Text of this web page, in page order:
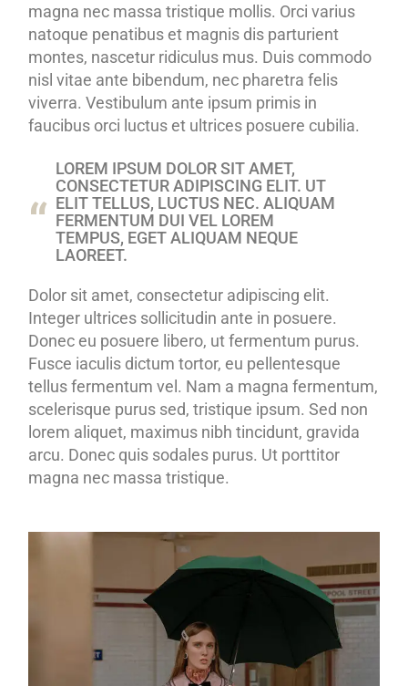
magna nec massa tristique mollis. Orci varius
natoque penatibus et magnis dis parturient
montes, nascetur ridiculus mus. Duis commodo
nisl vitae ante bibendum, nec pharetra felis
viverra. Vestibulum ante ipsum primis in
faucibus orci luctus et ultrices posuere cubilia.
LOREM IPSUM DOLOR SIT AMET,
CONSECTETUR ADIPISCING ELIT. UT
ELIT TELLUS, LUCTUS NEC. ALIQUAM
FERMENTUM DUI VEL LOREM
TEMPUS, EGET ALIQUAM NEQUE
LAOREET.
Dolor sit amet, consectetur adipiscing elit.
Integer ultrices sollicitudin ante in posuere.
Donec eu posuere libero, ut fermentum purus.
Fusce iaculis dictum tortor, eu pellentesque
tellus fermentum vel. Nam a magna fermentum,
scelerisque purus sed, tristique ipsum. Sed non
lorem aliquet, maximus nibh tincidunt, gravida
arcu. Donec quis sodales purus. Ut porttitor
magna nec massa tristique.